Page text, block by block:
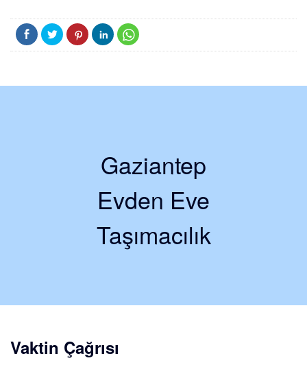
Gaziantep
Evden Eve
Taşımacılık
Vaktin Çağrısı